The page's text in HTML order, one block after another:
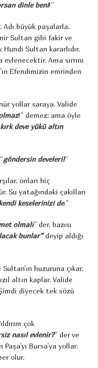
dinle beni!”
Adı büyük paşalarla,
Sultan gibi fakir ve
Sultan kararlıdır.
Ama sırrını
Efendimizin emrinden
yollar saraya. Valide
!” demez; ama öyle
kırk deve yükü altın
göndersin develeri!”
onları hiç
Su yatağındaki çakılları
keselerinizi de.”
olmalı” der, bazısı
bunlar”deyip aldığı
huzuruna çıkar.
altın kaplar. Valide
diyecek tek sözü
çok
nasıl evlenir?” der ve
Bursa’ya yollar.
olur.